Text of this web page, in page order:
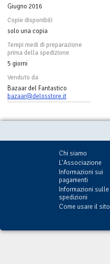
Giugno 2016
Copie disponibili
solo una copia
Tempi medi di preparazione
prima della spedizione
5 giorni
Venduto da
Bazaar del Fantastico
bazaar@delosstore.it
Chi siamo
L'Associazione
Informazioni sui
pagamenti
Informazioni sulle
spedizioni
Come usare il sito